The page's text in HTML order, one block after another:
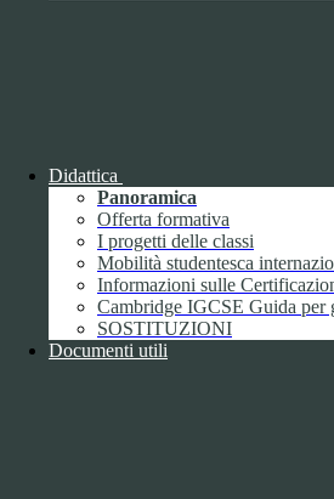
Didattica
Panoramica
Offerta formativa
I progetti delle classi
Mobilità studentesca
Informazioni sulle
Cambridge IGCSE Guida per
SOSTITUZIONI
Documenti utili